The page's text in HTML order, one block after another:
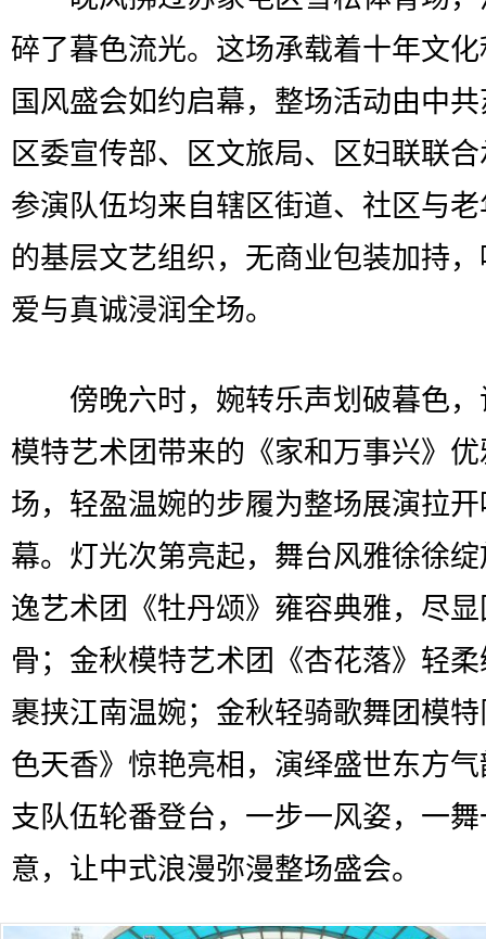
碎了暮色流光。这场承载着十年文
国风盛会如约启幕，整场活动由中
区委宣传部、区文旅局、区妇联联
参演队伍均来自辖区街道、社区与
的基层文艺组织，无商业包装加持
爱与真诚浸润全场。
傍晚六时，婉转乐声划破暮色，
模特艺术团带来的《家和万事兴》
场，轻盈温婉的步履为整场展演拉
幕。灯光次第亮起，舞台风雅徐徐
逸艺术团《牡丹颂》雍容典雅，尽
骨；金秋模特艺术团《杏花落》轻
裹挟江南温婉；金秋轻骑歌舞团模
色天香》惊艳亮相，演绎盛世东方
支队伍轮番登台，一步一风姿，一
意，让中式浪漫弥漫整场盛会。